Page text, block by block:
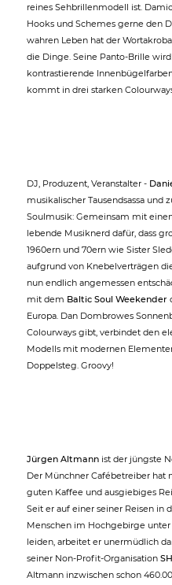
reines Sehbrillenmodell ist.
Hooks und Schemes gerne den
wahren Leben hat der
die Dinge. Seine Panto-Brille
kontrastierende
kommt in drei starken
DJ, Produzent, Veranstalter -
musikalischer Tausendsassa
Soulmusik: Gemeinsam mit
lebende Musiknerd dafür, dass
1960ern und 70ern wie Sister
aufgrund von Knebelverträgen
nun endlich angemessen
mit dem Baltic Soul Weekender
Europa. Dan Dombrowes
Colourways gibt, verbindet den
Modells mit modernen
Doppelsteg. Groovy!
Jürgen Altmann ist der jüngste
Der Münchner Cafébetreiber hat
guten Kaffee und ausgiebiges
Seit er auf einer seiner Reisen in
Menschen im Hochgebirge
leiden, arbeitet er unermüdlich
seiner Non-Profit-Organisation
Altmann inzwischen schon